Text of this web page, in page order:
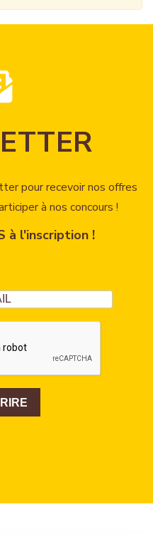
pour recevoir nos offres
à nos concours !
à l'inscription !